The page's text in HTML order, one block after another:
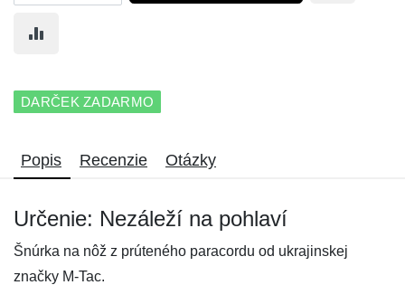
DARČEK ZADARMO
Popis Recenzie Otázky
Určenie: Nezáleží na pohlaví
Šnúrka na nôž z prúteného paracordu od ukrajinskej
značky M-Tac.